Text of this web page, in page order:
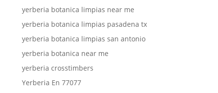
yerberia botanica limpias near me
yerberia botanica limpias pasadena tx
yerberia botanica limpias san antonio
yerberia botanica near me
yerberia crosstimbers
Yerberia En 77077